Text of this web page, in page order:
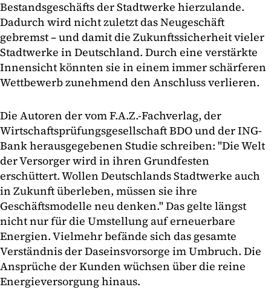
Bestandsgeschäfts der Stadtwerke hierzulande.
Dadurch wird nicht zuletzt das Neugeschäft
gebremst – und damit die Zukunftssicherheit vieler
Stadtwerke in Deutschland. Durch eine verstärkte
Innensicht könnten sie in einem immer schärferen
Wettbewerb zunehmend den Anschluss verlieren.
Die Autoren der vom F.A.Z.-Fachverlag, der
Wirtschaftsprüfungsgesellschaft BDO und der ING-
Bank herausgegebenen Studie schreiben: "Die Welt
der Versorger wird in ihren Grundfesten
erschüttert. Wollen Deutschlands Stadtwerke auch
in Zukunft überleben, müssen sie ihre
Geschäftsmodelle neu denken." Das gelte längst
nicht nur für die Umstellung auf erneuerbare
Energien. Vielmehr befände sich das gesamte
Verständnis der Daseinsvorsorge im Umbruch. Die
Ansprüche der Kunden wüchsen über die reine
Energieversorgung hinaus.